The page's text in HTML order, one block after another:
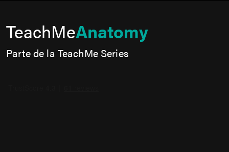
TeachMeAnatomy
Parte de la TeachMe Series